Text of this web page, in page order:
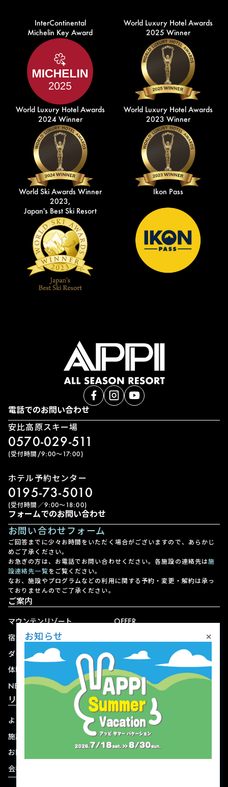
InterContinental
Michelin Key Award
World Luxury Hotel Awards
2025 Winner
World Luxury Hotel Awards
2024 Winner
World Luxury Hotel Awards
2023 Winner
World Ski Awards Winner
2023,
Japan's Best Ski Resort
Ikon Pass
電話でのお問い合わせ
安比高原スキー場
0570-029-511
(受付時間/9:00〜17:00)
ホテル予約センター
0195-73-5010
(受付時間／9:00〜18:00)
フォームでのお問い合わせ
お問い合わせフォーム
ご回答までに少々お時間をいただく場合がございますので、あらかじ
めご了承ください。
お急ぎの方は、お電話でお問い合わせください。各施設の連絡先は施
設連絡先一覧をご覧ください。
なお、施設やプログラムなどの利用に関する予約・変更・解約は承っ
ておりませんのでご了承ください。
ご案内
マウンテンリゾート
宿泊
ダイニング
体験
NEWS
OFFER
ショップ
リゾート情報
よくある質問
施設連絡先一覧
お問い合わせ
会社概要
関連施設
資料ダウンロード
お知らせ ×